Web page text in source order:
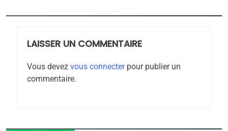
LAISSER UN COMMENTAIRE
Vous devez vous connecterpour publier un
commentaire.
POURQUOI JE REVENDIQUE
Zrihen-Dvir
7